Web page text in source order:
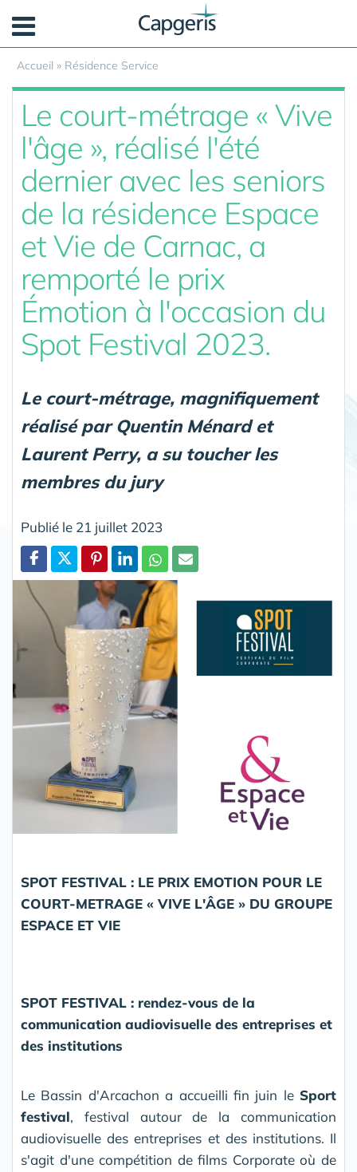
Accueil » Résidence Service
Le court-métrage « Vive
l'âge », réalisé l'été
dernier avec les seniors
de la résidence Espace
et Vie de Carnac, a
remporté le prix
Émotion à l'occasion du
Spot Festival 2023.
Le court-métrage, magnifiquement
réalisé par Quentin Ménard et
Laurent Perry, a su toucher les
membres du jury
Publié le 21 juillet 2023
Partager
SPOT FESTIVAL : LE PRIX EMOTION POUR LE
COURT-METRAGE « VIVE L'ÂGE » DU GROUPE
ESPACE ET VIE
SPOT FESTIVAL : rendez-vous de la
communication audiovisuelle des entreprises et
des institutions
Le Bassin d'Arcachon a accueilli fin juin le Sport
festival, festival autour de la communication
audiovisuelle des entreprises et des institutions. Il
s'agit d'une compétition de films Corporate où de
Panneau de gestion des cookies